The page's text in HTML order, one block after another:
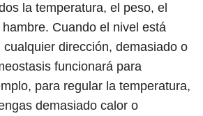
la temperatura, el peso, el
Cuando el nivel está
dirección, demasiado o
funcionará para
para regular la temperatura,
demasiado calor o